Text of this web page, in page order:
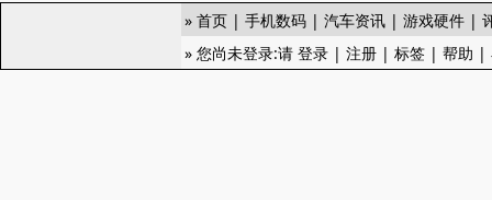
» 首页 | 手机数码 | 汽车资讯 | 游戏硬件 |
» 您尚未登录:请 登录 | 注册 | 标签 | 帮助 |